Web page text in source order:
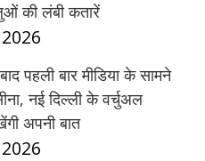
की लंबी कतारें
पहली बार मीडिया के सामने
नई दिल्ली के वर्चुअल
अपनी बात